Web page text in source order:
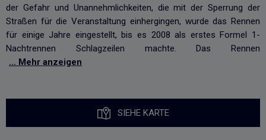
der Gefahr und Unannehmlichkeiten, die mit der Sperrung der
Straßen für die Veranstaltung einhergingen, wurde das Rennen
für einige Jahre eingestellt, bis es 2008 als erstes Formel 1-
Nachtrennen Schlagzeilen machte. Das Rennen
... Mehr anzeigen
SIEHE KARTE